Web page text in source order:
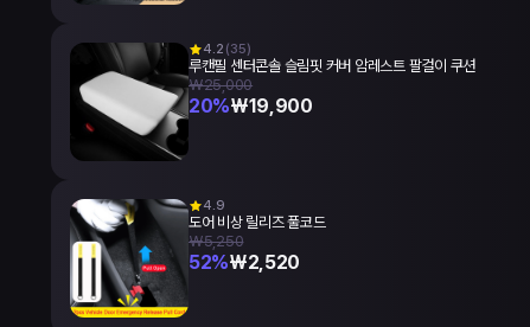
4.2 (35)
루캔필 센터콘솔 슬림핏 커버 암레스트 팔걸이 쿠션
₩25,000
20%₩19,900
4.9
도어 비상 릴리즈 풀코드
₩5,250
52%₩2,520